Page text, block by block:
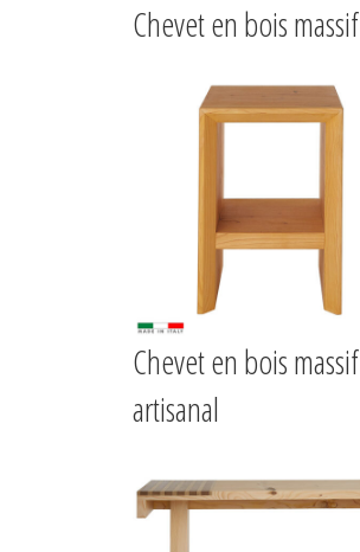
Chevet en bois massif
Chevet en bois massif
artisanal